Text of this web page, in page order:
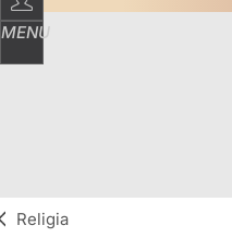
MENU
Religia